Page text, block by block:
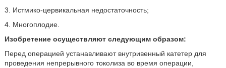
3. Истмико-цервикальная недостаточность;
4. Многоплодие.
Изобретение осуществляют следующим образом:
Перед операцией устанавливают внутривенный катетер для
проведения непрерывного токолиза во время операции,